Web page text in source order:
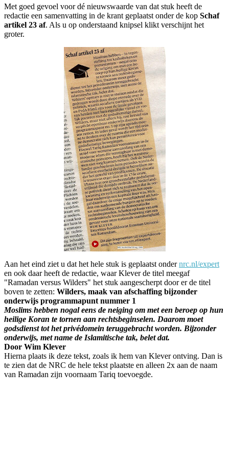
Met goed gevoel voor dé nieuwswaarde van dat stuk heeft de
redactie een samenvatting in de krant geplaatst onder de kop Schaf
artikel 23 af. Als u op onderstaand knipsel klikt verschijnt het
groter.
Aan het eind ziet u dat het hele stuk is geplaatst ondernrc.nl/expert
en ook daar heeft de redactie, waar Klever de titel meegaf
"Ramadan versus Wilders" het stuk aangescherpt door er de titel
boven te zetten: Wilders, maak van afschaffing bijzonder
onderwijs programmapunt nummer 1
Moslims hebben nogal eens de neiging om met een beroep op hun
heilige Koran te tornen aan rechtsbeginselen. Daarom moet
godsdienst tot het privédomein teruggebracht worden. Bijzonder
onderwijs, met name de Islamitische tak, belet dat.
Door Wim Klever
Hierna plaats ik deze tekst, zoals ik hem van Klever ontving. Dan is
te zien dat de NRC de hele tekst plaatste en alleen 2x aan de naam
van Ramadan zijn voornaam Tariq toevoegde.